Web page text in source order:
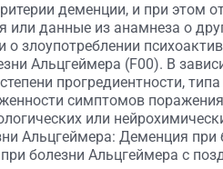
деменции, и при этом
или данные из анамнеза о
о злоупотреблении
Альцгеймера (F00). В
прогредиентности,
симптомов
или
Альцгеймера: Деменция
болезни Альцгеймера с